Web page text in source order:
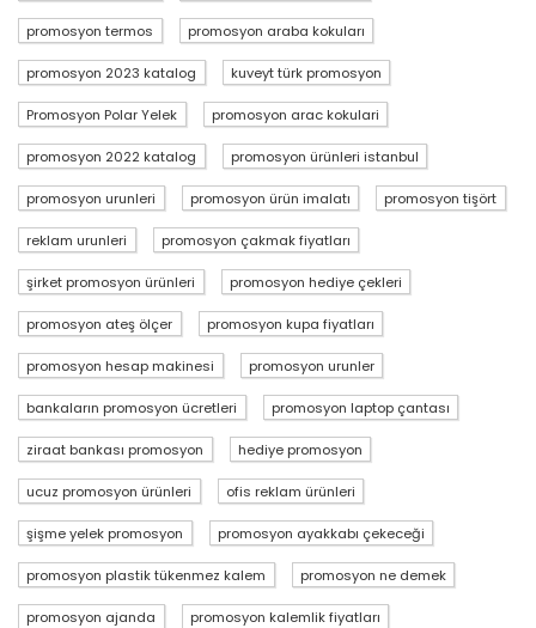
promosyon termos promosyon araba kokuları
promosyon 2023 katalog kuveyt türk promosyon
Promosyon Polar Yelek promosyon arac kokulari
promosyon 2022 katalog promosyon ürünleri istanbul
promosyon urunleri promosyon ürün imalatı promosyon tişört
reklam urunleri promosyon çakmak fiyatları
şirket promosyon ürünleri promosyon hediye çekleri
promosyon ateş ölçer promosyon kupa fiyatları
promosyon hesap makinesi promosyon urunler
bankaların promosyon ücretleri promosyon laptop çantası
ziraat bankası promosyon hediye promosyon
ucuz promosyon ürünleri ofis reklam ürünleri
şişme yelek promosyon promosyon ayakkabı çekeceği
promosyon plastik tükenmez kalem promosyon ne demek
promosyon ajanda promosyon kalemlik fiyatları